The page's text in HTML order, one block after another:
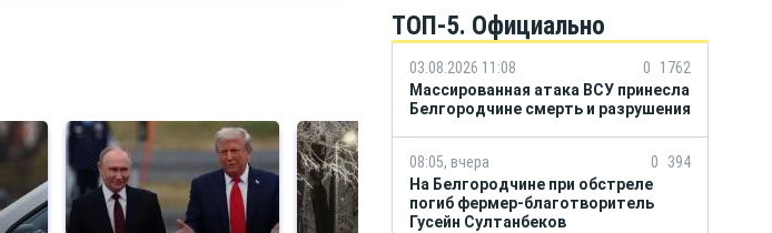
ТОП-5. Официально
03.08.2026 11:08 0
1762
Массированная атака ВСУ принесла
Белгородчине смерть и разрушения
08:05, вчера 0
394
На Белгородчине при обстреле
погиб фермер-благотворитель
Гусейн Султанбеков